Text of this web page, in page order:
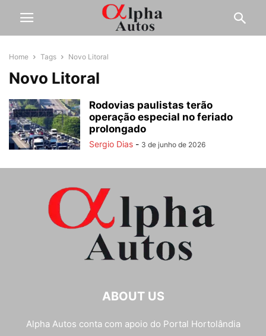
Home Tags Novo Litoral
Novo Litoral
Rodovias paulistas terão
operação especial no feriado
prolongado
Sergio Dias - 3 de junho de 2026
ABOUT US
Alpha Autos conta com apoio do Portal Hortolândia